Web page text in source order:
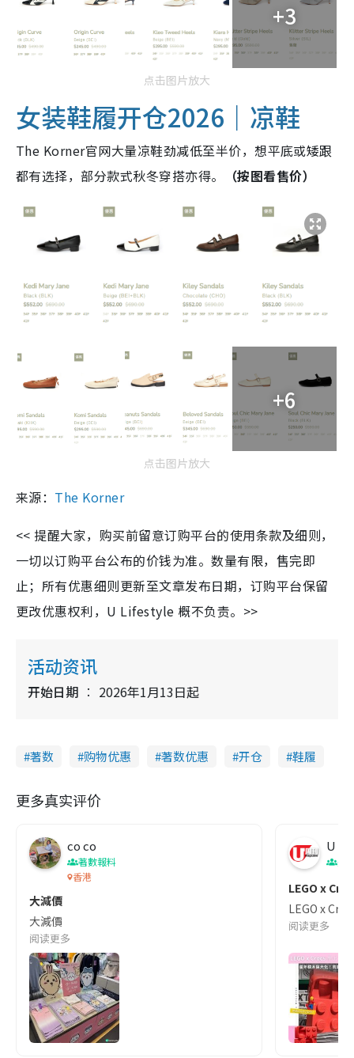
+3
点击图片放大
女装鞋履开仓2026｜凉鞋
The Korner官网大量凉鞋劲减低至半价，想平底或矮跟
都有选择，部分款式秋冬穿搭亦得。
（按图看售价）
+6
点击图片放大
来源： The Korner
<< 提醒大家，购买前留意订购平台的使用条款及细则，
一切以订购平台公布的价钱为准。数量有限，售完即
止；所有优惠细则更新至文章发布日期，订购平台保留
更改优惠权利，U Lifestyle 概不负责。>>
活动资讯
开始日期 2026年1月13日起
著数 购物优惠 著数优惠 开仓 鞋履
更多真实评价
co co
著數報料
香港
大減價
大減價
阅读更多
U
美
LEGO x
LEGO x
阅读更多